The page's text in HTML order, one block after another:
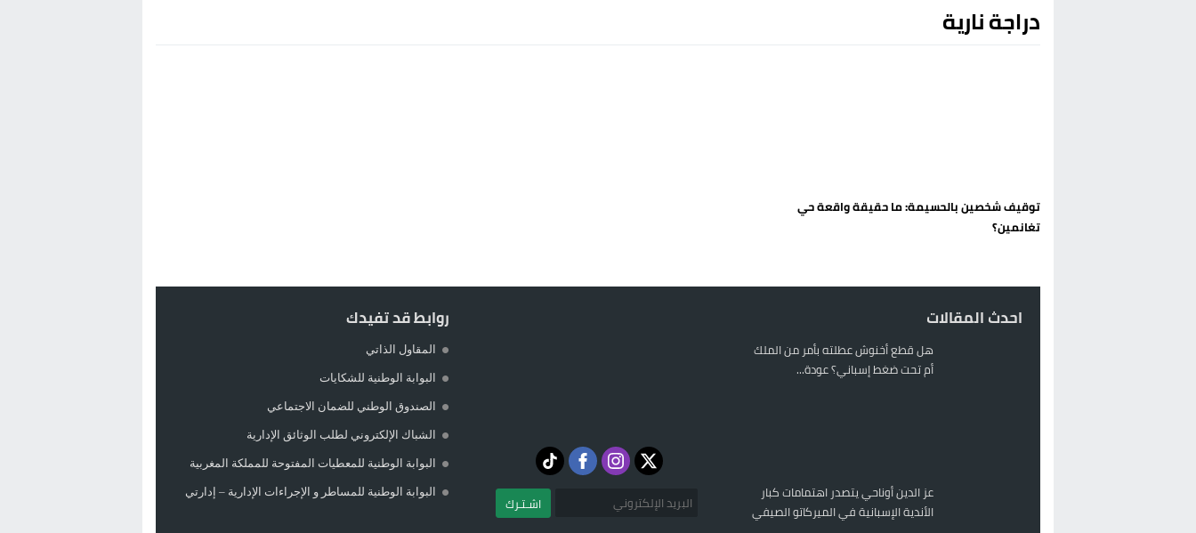
تغيير تاريخي بحزب الاستقلال بالحسيمة: محمد الحموداني يبدأ مرحلة ما بعد مضياندراجة نارية
توقيف شخصين بالحسيمة: ما حقيقة واقعة حي
تغانمين؟
احدث المقالات
هل قطع أخنوش عطلته بأمر من الملك
أم تحت ضغط إسباني؟ عودة...
عز الدين أوناحي يتصدر اهتمامات كبار
الأندية الإسبانية في الميركاتو الصيفي
اشـتـرك
روابط قد تفيدك
المقاول الذاتي
البوابة الوطنية للشكايات
الصندوق الوطني للضمان الاجتماعي
الشباك الإلكتروني لطلب الوثائق الإدارية
البوابة الوطنية للمعطيات المفتوحة للمملكة المغربية
البوابة الوطنية للمساطر و الإجراءات الإدارية – إدارتي